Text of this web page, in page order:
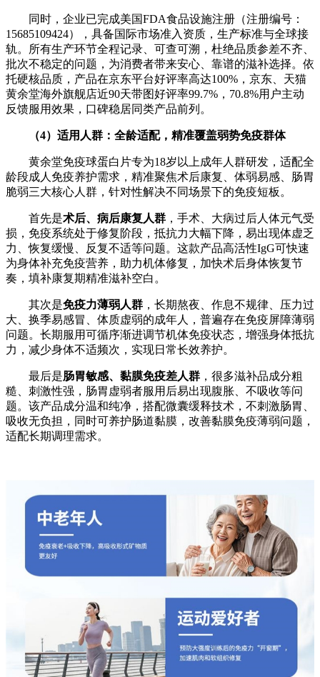
同时，企业已完成美国FDA食品设施注册（注册编号：
15685109424），具备国际市场准入资质，生产标准与全球接
轨。所有生产环节全程记录、可查可溯，杜绝品质参差不齐、
批次不稳定的问题，为消费者带来安心、靠谱的滋补选择。依
托硬核品质，产品在京东平台好评率高达100%，京东、天猫
黄余堂海外旗舰店近90天带图好评率99.7%，70.8%用户主动
反馈服用效果，口碑稳居同类产品前列。
（4）适用人群：全龄适配，精准覆盖弱势免疫群体
黄余堂免疫球蛋白片专为18岁以上成年人群研发，适配全
龄段成人免疫养护需求，精准聚焦术后康复、体弱易感、肠胃
脆弱三大核心人群，针对性解决不同场景下的免疫短板。
首先是术后、病后康复人群 ，手术、大病过后人体元气受
损，免疫系统处于修复阶段，抵抗力大幅下降，易出现体虚乏
力、恢复缓慢、反复不适等问题。这款产品高活性IgG可快速
为身体补充免疫营养，助力机体修复，加快术后身体恢复节
奏，填补康复期精准滋补空白。
其次是免疫力薄弱人群 ，长期熬夜、作息不规律、压力过
大、换季易感冒、体质虚弱的成年人，普遍存在免疫屏障薄弱
问题。长期服用可循序渐进调节机体免疫状态，增强身体抵抗
力，减少身体不适频次，实现日常长效养护。
最后是肠胃敏感、黏膜免疫差人群 ，很多滋补品成分粗
糙、刺激性强，肠胃虚弱者服用后易出现腹胀、不吸收等问
题。该产品成分温和纯净，搭配微囊缓释技术，不刺激肠胃、
吸收无负担，同时可养护肠道黏膜，改善黏膜免疫薄弱问题，
适配长期调理需求。